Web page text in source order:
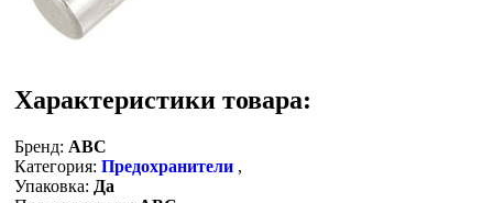
Характеристики товара:
Бренд: ABC
Категория: Предохранители ,
Упаковка: Да